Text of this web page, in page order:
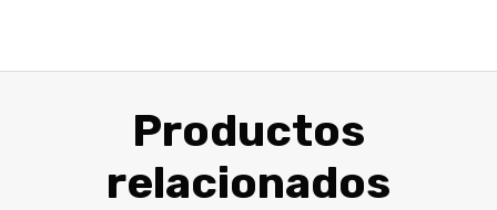
Productos
relacionados